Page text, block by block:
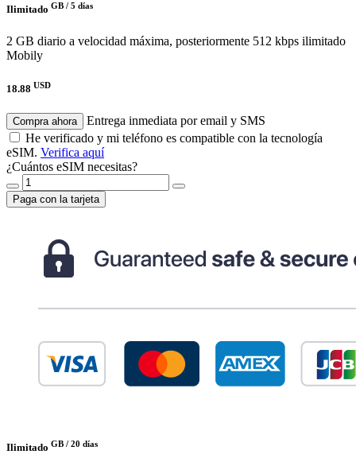
Ilimitado GB / 5 días
2 GB diario a velocidad máxima, posteriormente 512 kbps ilimitado
Mobily
18.88 USD
Compra ahora
Entrega inmediata por email y SMS
He verificado y mi teléfono es compatible con la tecnología
eSIM. Verifica aquí
¿Cuántos eSIM necesitas?
Paga con la tarjeta
Ilimitado GB / 20 días